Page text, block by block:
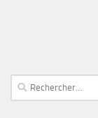
Rechercher :